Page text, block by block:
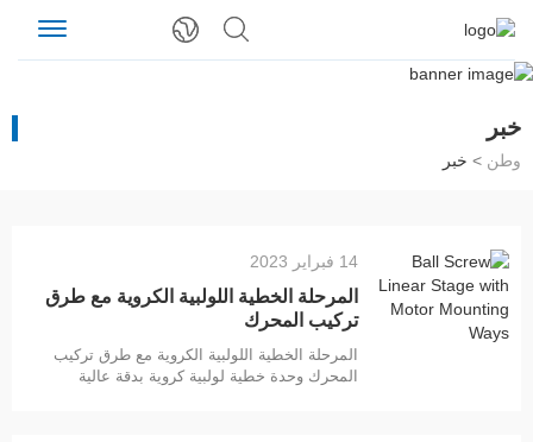
خبر
وطن > خبر
14 فبراير 2023
المرحلة الخطية اللولبية الكروية مع طرق
تركيب المحرك
المرحلة الخطية اللولبية الكروية مع طرق تركيب
المحرك وحدة خطية لولبية كروية بدقة عالية